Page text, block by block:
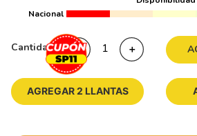
Nacional
Cantidad ＋
－
AGREGAR 2 LLANTAS